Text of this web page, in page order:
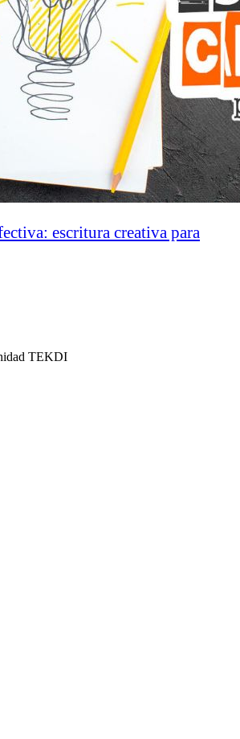
escritura creativa para
TEKDI